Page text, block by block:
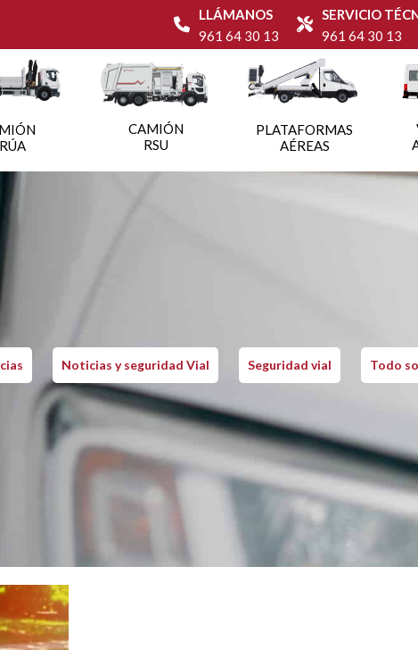
LLÁMANOS
961 64 30 13
SERVICIO
961 64 30 13
CAMIÓN
RSU
PLATAFORMAS
AÉREAS
Noticias y seguridad Vial Seguridad vial Todo